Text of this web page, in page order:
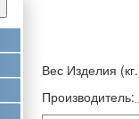
Вес Изделия
Производитель: